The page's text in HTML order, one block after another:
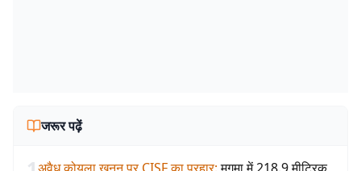
जरूर पढ़ें